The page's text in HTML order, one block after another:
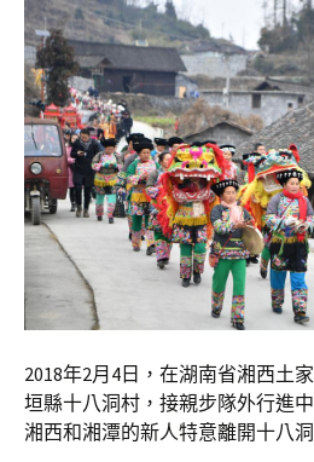
2018年2月4日，在湖南省湘西土
垣縣十八洞村，接親步隊外行進
湘西和湘潭的新人特意離開十八